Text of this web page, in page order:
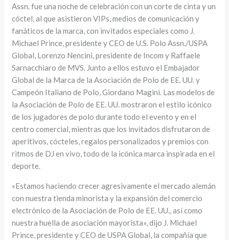
Assn. fue una noche de celebración con un corte de cinta y un
cóctel, al que asistieron VIPs, medios de comunicación y
fanáticos de la marca, con invitados especiales como J.
Michael Prince, presidente y CEO de U.S. Polo Assn./USPA
Global, Lorenzo Nencini, presidente de Incom y Raffaele
Sarnacchiaro de MVS. Junto a ellos estuvo el Embajador
Global de la Marca de la Asociación de Polo de EE. UU. y
Campeón Italiano de Polo, Giordano Magini. Las modelos de
la Asociación de Polo de EE. UU. mostraron el estilo icónico
de los jugadores de polo durante todo el evento y en el
centro comercial, mientras que los invitados disfrutaron de
aperitivos, cócteles, regalos personalizados y premios con
ritmos de DJ en vivo, todo de la icónica marca inspirada en el
deporte.
«Estamos haciendo crecer agresivamente el mercado alemán
con nuestra tienda minorista y la expansión del comercio
electrónico de la Asociación de Polo de EE. UU., así como
nuestra huella de asociación mayorista», dijo J. Michael
Prince, presidente y CEO de USPA Global, la compañía que